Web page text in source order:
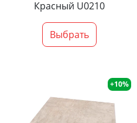
Красный U0210
Выбрать
+10%